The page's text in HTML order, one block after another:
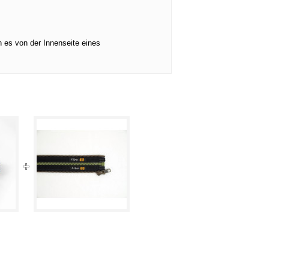
es von der Innenseite eines